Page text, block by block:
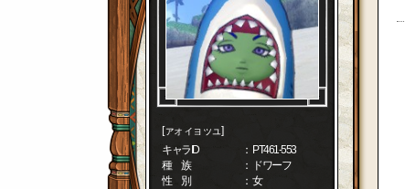
[ァォィョッュ]
キャラID
： PT461-553
種 族
： ドワーフ
性 別
： 女